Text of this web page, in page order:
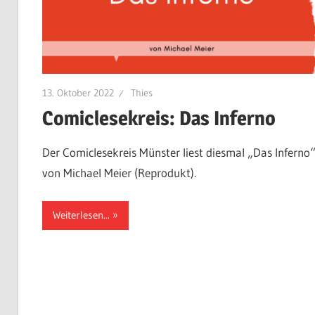
13. Oktober 2022 Thies
Comiclesekreis: Das Inferno
Der Comiclesekreis Münster liest diesmal „Das Inferno“
von Michael Meier (Reprodukt).
Weiterlesen...